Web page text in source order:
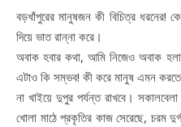
বড়খাঁপুরের মানুষজন কী বিচিত্র ধরনের!
দিয়ে ভাত রান্না করে।
অবাক হবার কথা, আমি নিজেও অবাক
এটাও কি সম্ভব! কী করে মানুষ এমন
না খাইয়ে দুপুর পর্যন্ত রাখবে।
খোলা মাঠে প্রকৃতির কাজ সেরেছে, চরম